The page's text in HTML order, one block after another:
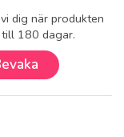
dig när produkten
180 dagar.